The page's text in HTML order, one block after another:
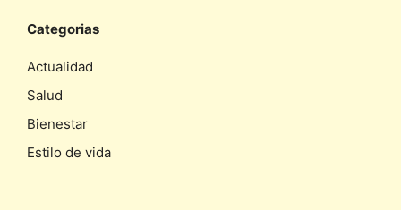
Categorias
Actualidad
Salud
Bienestar
Estilo de vida